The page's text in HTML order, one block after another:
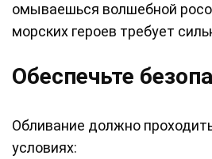
омываешься волшебной
морских героев требует
Обеспечьте
Обливание должно
условиях: